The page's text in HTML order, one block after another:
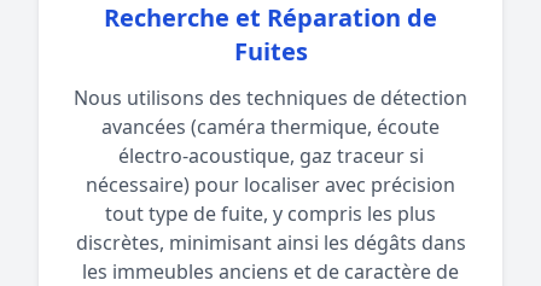
Recherche et Réparation de
Fuites
Nous utilisons des techniques de détection
avancées (caméra thermique, écoute
électro-acoustique, gaz traceur si
nécessaire) pour localiser avec précision
tout type de fuite, y compris les plus
discrètes, minimisant ainsi les dégâts dans
les immeubles anciens et de caractère de